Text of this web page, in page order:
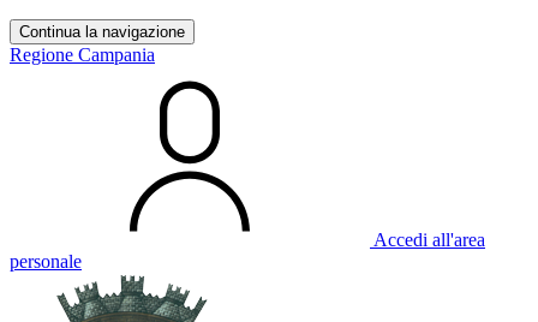
Continua la navigazione
Regione Campania
Accedi all'area
personale